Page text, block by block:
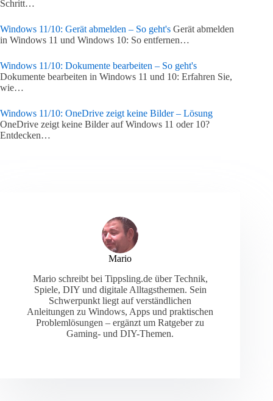
Schritt…
Windows 11/10: Gerät abmelden – So geht's Gerät abmelden
in Windows 11 und Windows 10: So entfernen…
Windows 11/10: Dokumente bearbeiten – So geht's
Dokumente bearbeiten in Windows 11 und 10: Erfahren Sie,
wie…
Windows 11/10: OneDrive zeigt keine Bilder – Lösung
OneDrive zeigt keine Bilder auf Windows 11 oder 10?
Entdecken…
Mario
Mario schreibt bei Tippsling.de über Technik,
Spiele, DIY und digitale Alltagsthemen. Sein
Schwerpunkt liegt auf verständlichen
Anleitungen zu Windows, Apps und praktischen
Problemlösungen – ergänzt um Ratgeber zu
Gaming- und DIY-Themen.